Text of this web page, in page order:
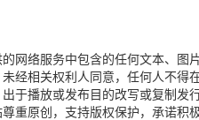
网络服务中包含的任何文本、图
经相关权利人同意，任何人不得
于播放或发布目的改写或复制发
重原创，支持版权保护，承诺积